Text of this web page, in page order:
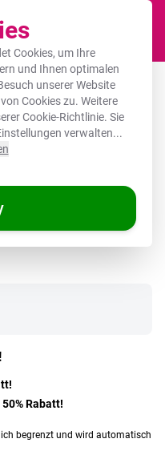
Cookies, um Ihre
und Ihnen optimalen
unserer Website
Cookies zu. Weitere
Cookie-Richtlinie. Sie
verwalten...
-
- Sommer - Lila
Rabatt!
begrenzt und wird automatisch